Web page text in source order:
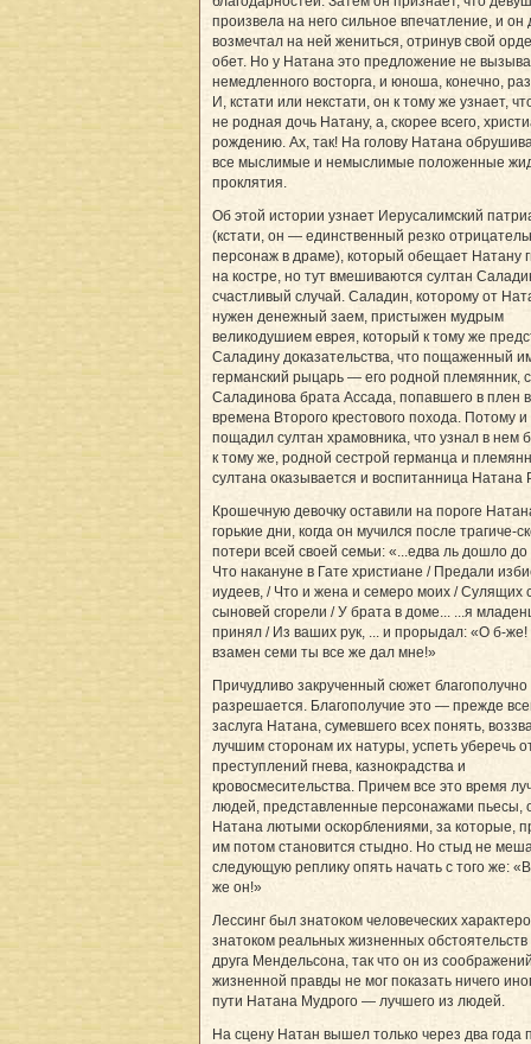
произвела на него сильное впечатление, и он
возмечтал на ней жениться, отринув свой
обет. Но у Натана это предложение не
немедленного восторга, и юноша, конечно,
И, кстати или некстати, он к тому же узнает,
не родная дочь Натану, а, скорее всего,
рождению. Ах, так! На голову Натана
все мыслимые и немыслимые положенные
проклятия.
Об этой истории узнает Иерусалимский
(кстати, он — единственный резко
персонаж в драме), который обещает Натану
на костре, но тут вмешиваются султан
счастливый случай. Саладин, которому от
нужен денежный заем, пристыжен мудрым
великодушием еврея, который к тому же
Саладину доказательства, что пощаженный
германский рыцарь — его родной племянник,
Саладинова брата Ассада, попавшего в плен
времена Второго крестового похода. Потому и
пощадил султан храмовника, что узнал в нем
к тому же, родной сестрой германца и
султана оказывается и воспитанница Натана
Крошечную девочку оставили на пороге
горькие дни, когда он мучился после трагиче-
потери всей своей семьи: «...едва ль дошло до
Что накануне в Гате христиане / Предали
иудеев, / Что и жена и семеро моих / Сулящих
сыновей сгорели / У брата в доме... ...я
принял / Из ваших рук, ... и прорыдал: «О б-же!
взамен семи ты все же дал мне!»
Причудливо закрученный сюжет благополучно
разрешается. Благополучие это — прежде
заслуга Натана, сумевшего всех понять,
лучшим сторонам их натуры, успеть уберечь
преступлений гнева, казнокрадства и
кровосмесительства. Причем все это время
людей, представленные персонажами пьесы,
Натана лютыми оскорблениями, за которые,
им потом становится стыдно. Но стыд не
следующую реплику опять начать с того же:
же он!»
Лессинг был знатоком человеческих
знатоком реальных жизненных обстоятельств
друга Мендельсона, так что он из
жизненной правды не мог показать ничего
пути Натана Мудрого — лучшего из людей.
На сцену Натан вышел только через два года